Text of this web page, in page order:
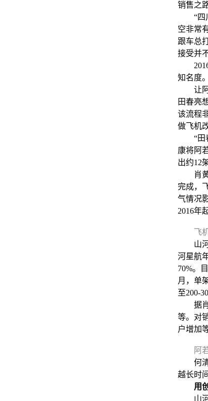
销售之
“四川
空非常
跟车总
接受并
2016
知名度。
让阿
田春亮
该流程
做飞机
“田春
康将阿
出约12
肖黄
完成，
气情况
2016年
飞
山河
河星航
70%。
月，单
至200-
据肖
等。对
户增加
阿
何清
越长时
用
山河